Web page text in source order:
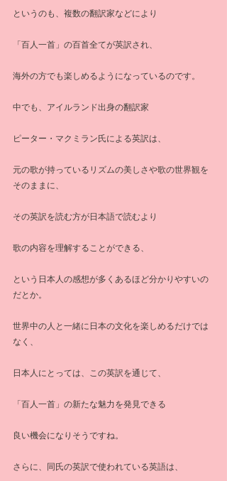
というのも、複数の翻訳家などにより
「百人一首」の百首全てが英訳され、
海外の方でも楽しめるようになっているのです。
中でも、アイルランド出身の翻訳家
ピーター・マクミラン氏による英訳は、
元の歌が持っているリズムの美しさや歌の世界観を
そのままに、
その英訳を読む方が日本語で読むより
歌の内容を理解することができる、
という日本人の感想が多くあるほど分かりやすいの
だとか。
世界中の人と一緒に日本の文化を楽しめるだけでは
なく、
日本人にとっては、この英訳を通じて、
「百人一首」の新たな魅力を発見できる
良い機会になりそうですね。
さらに、同氏の英訳で使われている英語は、